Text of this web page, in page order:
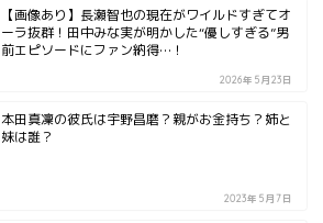
【画像あり】長瀬智也の現在がワイルドすぎてオ
ーラ抜群！田中みな実が明かした“優しすぎる”男
前エピソードにファン納得…！
2026年5月23日
本田真凜の彼氏は宇野昌磨？親がお金持ち？姉と
妹は誰？
2023年5月7日